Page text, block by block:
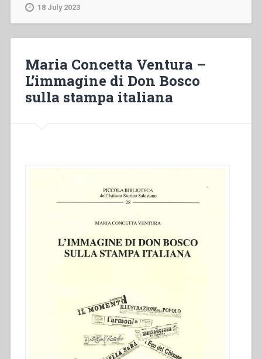
nella
questione
delle
sedi
18 July 2023
Maria Concetta Ventura –
L’immagine di Don Bosco
sulla stampa italiana